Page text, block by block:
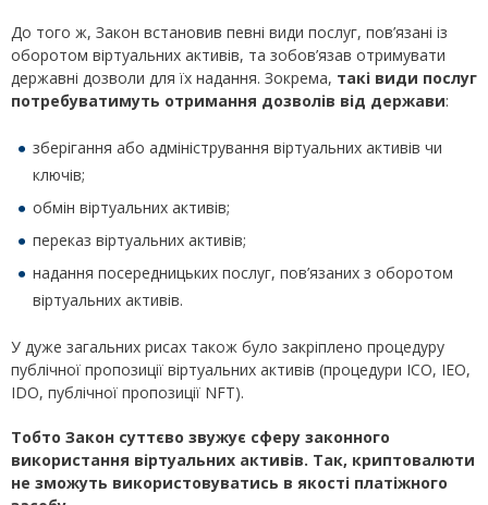
До того ж, Закон встановив певні види послуг, пов’язані із
оборотом віртуальних активів, та зобов’язав отримувати
державні дозволи для їх надання. Зокрема, такі види послуг
потребуватимуть отримання дозволів від держави:
зберігання або адміністрування віртуальних активів чи
ключів;
обмін віртуальних активів;
переказ віртуальних активів;
надання посередницьких послуг, пов’язаних з оборотом
віртуальних активів.
У дуже загальних рисах також було закріплено процедуру
публічної пропозиції віртуальних активів (процедури ICO, IEO,
IDO, публічної пропозиції NFT).
Тобто Закон суттєво звужує сферу законного
використання віртуальних активів. Так, криптовалюти
не зможуть використовуватись в якості платіжного